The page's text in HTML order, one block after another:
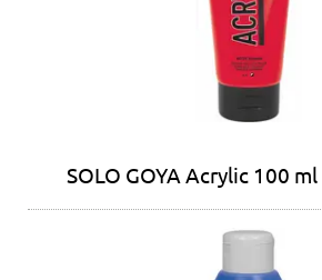
SOLO GOYA Acrylic 100 ml